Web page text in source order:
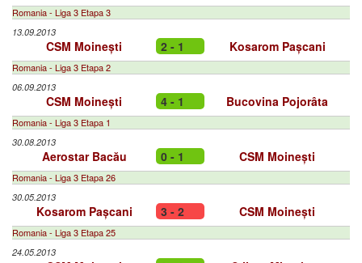
Romania - Liga 3 Etapa 3
13.09.2013
CSM Moinești 2 - 1 Kosarom Pașcani
Romania - Liga 3 Etapa 2
06.09.2013
CSM Moinești 4 - 1 Bucovina Pojorâta
Romania - Liga 3 Etapa 1
30.08.2013
Aerostar Bacău 0 - 1 CSM Moinești
Romania - Liga 3 Etapa 26
30.05.2013
Kosarom Pașcani 3 - 2 CSM Moinești
Romania - Liga 3 Etapa 25
24.05.2013